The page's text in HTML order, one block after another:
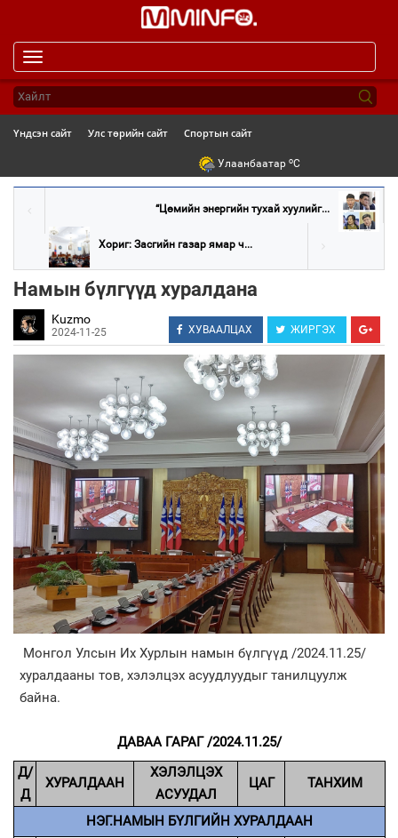
navigation
Үндсэн сайт Улс төрийн сайт Спортын сайт
Улаанбаатар oC
“Цөмийн энергийн тухай хуулийг...
Хориг: Засгийн газар ямар ч...
Намын бүлгүүд хуралдана
Kuzmo
2024-11-25 ХУВААЛЦАХ ЖИРГЭХ
Монгол Улсын Их Хурлын намын бүлгүүд /2024.11.25/
хуралдааны тов, хэлэлцэх асуудлуудыг танилцуулж
байна.
ДАВАА ГАРАГ /2024.11.25/
Д/
Д
ХУРАЛДААН
ХЭЛЭЛЦЭХ
АСУУДАЛ
ЦАГ ТАНХИМ
НЭГ.НАМЫН БҮЛГИЙН ХУРАЛДААН